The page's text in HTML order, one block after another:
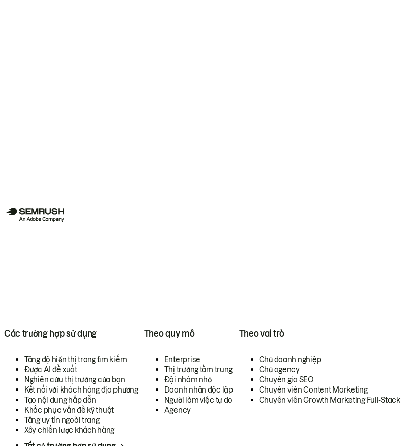
Các trường hợp sử dụng
Tăng độ hiển thị trong tìm kiếm
Được AI đề xuất
Nghiên cứu thị trường của bạn
Kết nối với khách hàng địa phương
Tạo nội dung hấp dẫn
Khắc phục vấn đề kỹ thuật
Tăng uy tín ngoài trang
Xây chiến lược khách hàng
Theo quy mô
Enterprise
Thị trường tầm trung
Đội nhóm nhỏ
Doanh nhân độc lập
Người làm việc tự do
Agency
Theo vai trò
Chủ doanh nghiệp
Chủ agency
Chuyên gia SEO
Chuyên viên Content Marketing
Chuyên viên Growth Marketing Full-Stack